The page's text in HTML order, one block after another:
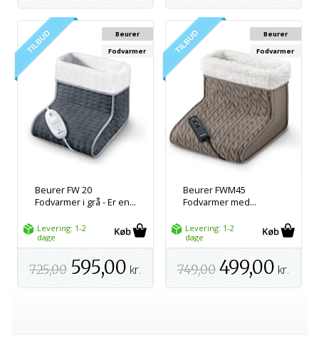
Beurer FW 20
Fodvarmer i grå - Er en...
Beurer
Fodvarmer
Levering: 1-2
dage
725,00 595,00 kr.
Beurer FWM45
Fodvarmer med...
Beurer
Fodvarmer
Levering: 1-2
dage
749,00 499,00 kr.